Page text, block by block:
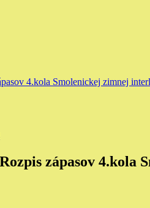
4.kola Smolenickej zimnej
zápasov